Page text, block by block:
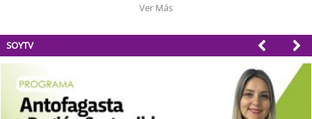
Ver Más
SOYTV